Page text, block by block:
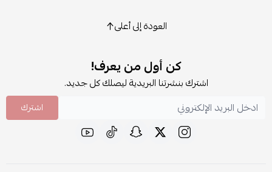
العودة إلى أعلى
كن أول من يعرف!
اشترك بنشرتنا البريدية ليصلك كل جديد.
اشترك